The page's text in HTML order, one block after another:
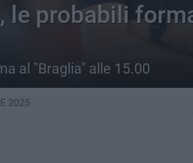
le probabili
al "Braglia" alle 15.00
2025